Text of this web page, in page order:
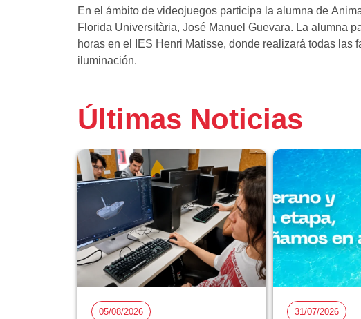
En el ámbito de videojuegos participa la alumna de
Florida Universitària, José Manuel Guevara. La alumna
horas en el IES Henri Matisse, donde realizará todas
iluminación.
Últimas Noticias
05/08/2026 31/07/2026